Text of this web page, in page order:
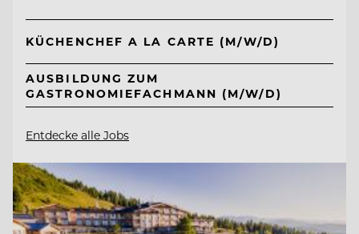
KÜCHENCHEF A LA CARTE (M/W/D)
AUSBILDUNG ZUM
GASTRONOMIEFACHMANN (M/W/D)
Entdecke alle Jobs